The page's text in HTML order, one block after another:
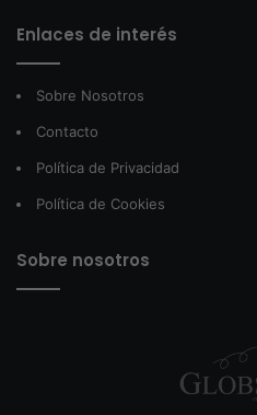
Enlaces de interés
Sobre Nosotros
Contacto
Política de Privacidad
Política de Cookies
Sobre nosotros